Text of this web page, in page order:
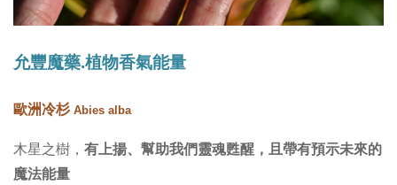
允豐魔藥.植物香氣能量
歐洲冷杉 Abies alba
木星之樹， 有上揚、幫助我們靈魂甦醒，且帶有預示未來的
魔法能量